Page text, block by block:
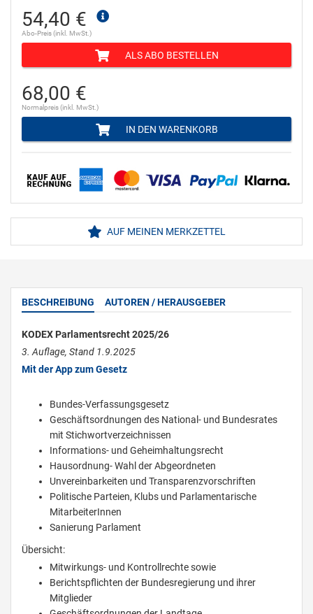
54,40 €
Abo-Preis (inkl. MwSt.)
ALS ABO BESTELLEN
68,00 €
Normalpreis (inkl. MwSt.)
IN DEN WARENKORB
AUF MEINEN MERKZETTEL
BESCHREIBUNG AUTOREN / HERAUSGEBER
KODEX Parlamentsrecht 2025/26
3. Auflage, Stand 1.9.2025
Mit der App zum Gesetz
Bundes-Verfassungsgesetz
Geschäftsordnungen des National- und Bundesrates
mit Stichwortverzeichnissen
Informations- und Geheimhaltungsrecht
Hausordnung- Wahl der Abgeordneten
Unvereinbarkeiten und Transparenzvorschriften
Politische Parteien, Klubs und Parlamentarische
MitarbeiterInnen
Sanierung Parlament
Übersicht:
Mitwirkungs- und Kontrollrechte sowie
Berichtspflichten der Bundesregierung und ihrer
Mitglieder